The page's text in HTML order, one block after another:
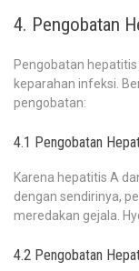
4. Pengobatan
Pengobatan
keparahan infeksi.
pengobatan:
4.1 Pengobatan
Karena hepatitis A
dengan sendirinya,
meredakan gejala.
4.2 Pengobatan